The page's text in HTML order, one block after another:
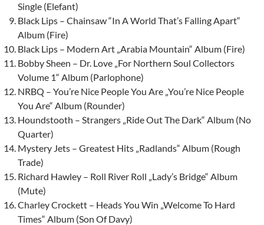
Single (Elefant)
Black Lips – Chainsaw “In A World That’s Falling Apart“
Album (Fire)
Black Lips – Modern Art „Arabia Mountain“ Album (Fire)
Bobby Sheen – Dr. Love „For Northern Soul Collectors
Volume 1“ Album (Parlophone)
NRBQ – You’re Nice People You Are „You’re Nice People
You Are“ Album (Rounder)
Houndstooth – Strangers „Ride Out The Dark“ Album (No
Quarter)
Mystery Jets – Greatest Hits „Radlands“ Album (Rough
Trade)
Richard Hawley – Roll River Roll „Lady’s Bridge“ Album
(Mute)
Charley Crockett – Heads You Win „Welcome To Hard
Times“ Album (Son Of Davy)